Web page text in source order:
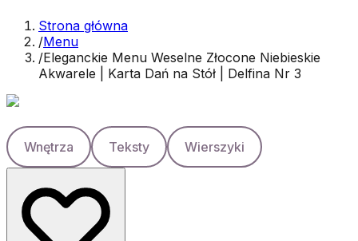
Strona główna
/Menu
/Eleganckie Menu Weselne Złocone Niebieskie
Akwarele | Karta Dań na Stół | Delfina Nr 3
Wnętrza Teksty Wierszyki